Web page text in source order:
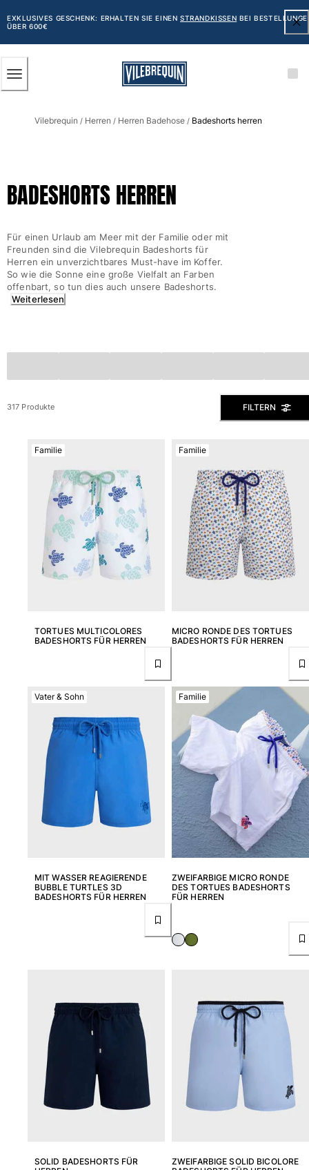
HAUPTINHALT
SPRINGEN
EXKLUSIVES GESCHENK: ERHALTEN SIE EINENSTRANDKISSEN BEI
ÜBER 600€
Alle Herren anzeigen
Klassische
Bestickte Nummerierte Auflage
Flat belts
Klassische kurze
Klassische lange
Shirt mit UV-Schutz
Shorts
Oberbekleidung
Hosen
Pullover
T-Shirts
Loungewear-kollektion
Alle Bekleidung anzeigen
Damen
Bademode
Bikinis
Rashguards
Alle Bademode anzeigen
Polos
Shorts
Kimonos
Alle Bekleidung anzeigen
Yachting collection
Alle Yachting collection anzeigen
Jungen
Vilebrequin / Herren / Herren Badehose / Badeshorts herren
BADESHORTS HERREN
Für einen Urlaub am Meer mit der Familie oder mit
Freunden sind die Vilebrequin Badeshorts für
Herren ein unverzichtbares Must-have im Koffer.
So wie die Sonne eine große Vielfalt an Farben
offenbart, so tun dies auch unsere Badeshorts.
Weiterlesen
317 Produkte FILTERN
TORTUES MULTICOLORES
BADESHORTS FÜR HERREN
Familie
MICRO RONDE DES TORTUES
BADESHORTS FÜR HERREN
Familie
MIT WASSER REAGIERENDE
BUBBLE TURTLES 3D
BADESHORTS FÜR HERREN
Vater & Sohn
ZWEIFARBIGE MICRO RONDE
DES TORTUES BADESHORTS
FÜR HERREN
Familie
SOLID BADESHORTS FÜR
ZWEIFARBIGE SOLID BICOLORE